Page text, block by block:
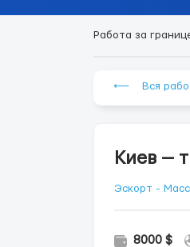
Работа за
⟵ Вся
Киев —
Эскорт -
8000 $